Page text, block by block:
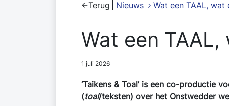
Terug Nieuws Wat een TAAL, wat
Wat een TAAL,
1 juli 2026
‘Taikens & Toal’ is een co-productie
(toal/teksten) over het Onstwedder